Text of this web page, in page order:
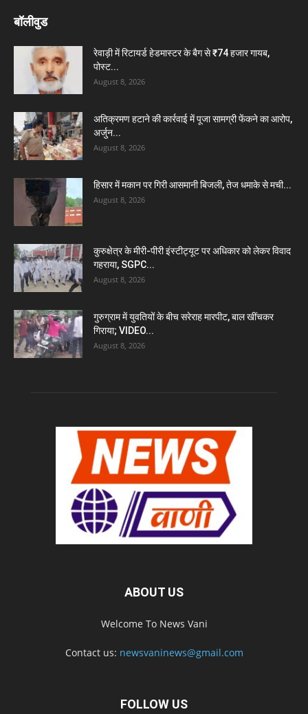
बॉलीवुड
रेवाड़ी में रिटायर्ड हेडमास्टर के बैग से ₹74 हजार गायब,
पोस्ट...
August 8, 2026
अतिक्रमण हटाने की कार्रवाई में पूजा सामग्री फेंकने का आरोप,
अर्जुन...
August 8, 2026
हिसार में मकान पर गिरी आसमानी बिजली, तेज धमाके से मची...
August 8, 2026
कुरुक्षेत्र के मीरी-पीरी इंस्टीट्यूट पर अधिकार को लेकर विवाद
गहराया, SGPC...
August 8, 2026
गुरुग्राम में युवतियों के बीच सरेराह मारपीट, बाल खींचकर
गिराया; VIDEO...
August 8, 2026
ABOUT US
Welcome To News Vani
Contact us: newsvaninews@gmail.com
FOLLOW US